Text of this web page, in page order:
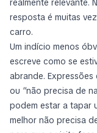
realmente relevante.
resposta é muitas
carro.
Um indício menos
escreve como se
abrande. Expressões
ou “não precisa de
podem estar a tapar
melhor não precisa